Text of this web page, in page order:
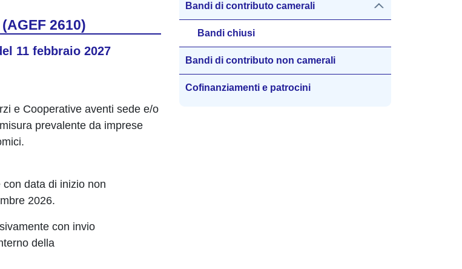
2610)
11 febbraio 2027
e Cooperative aventi sede e/o
prevalente da imprese
data di inizio non
2026.
con invio
della
Bandi di contributo camerali
Bandi chiusi
Bandi di contributo non camerali
Cofinanziamenti e patrocini